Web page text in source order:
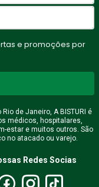
e promoções por
de Janeiro, A BISTURI é
médicos, hospitalares,
estar e muitos outros. São
no atacado ou varejo.
Redes Socias